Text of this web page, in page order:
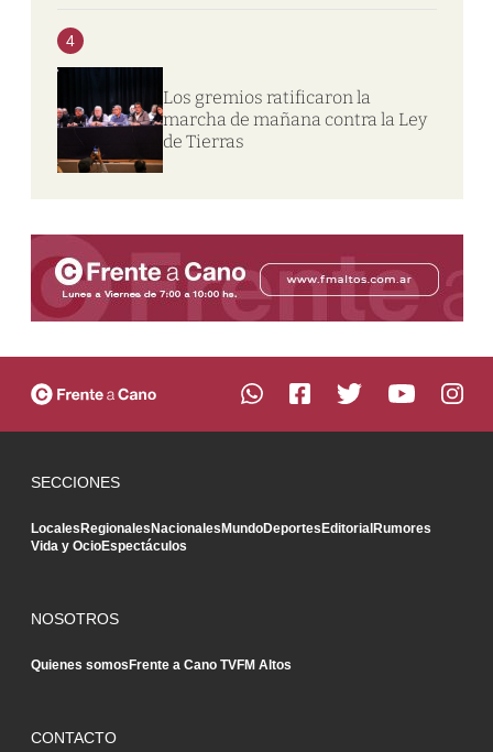
4
Los gremios ratificaron la
marcha de mañana contra la Ley
de Tierras
SECCIONES
LocalesRegionalesNacionalesMundoDeportesEditorialRumores
Vida y OcioEspectáculos
NOSOTROS
Quienes somosFrente a Cano TVFM Altos
CONTACTO